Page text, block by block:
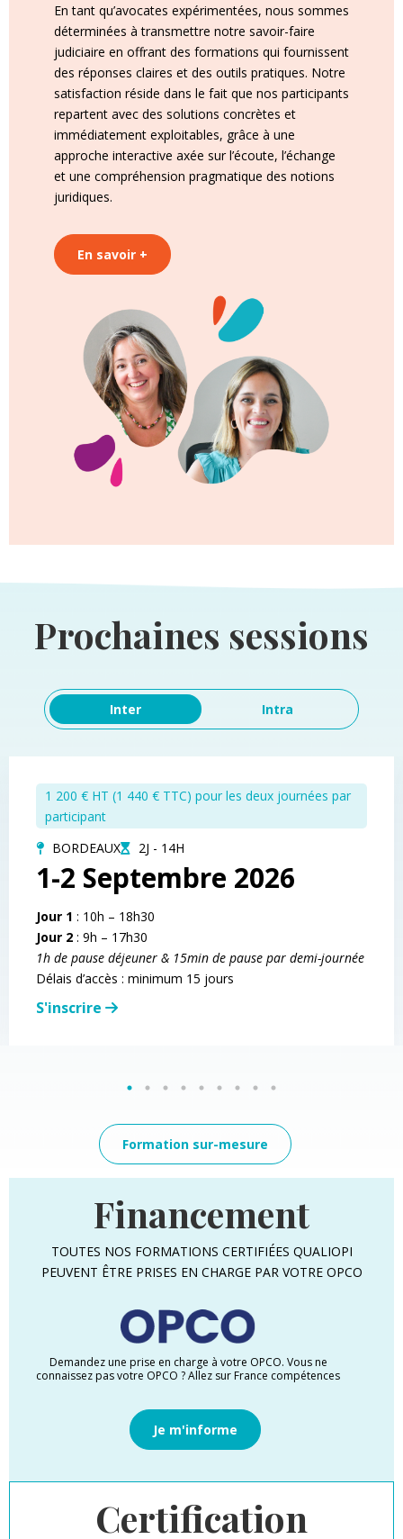
En tant qu’avocates expérimentées, nous sommes
déterminées à transmettre notre savoir-faire
judiciaire en offrant des formations qui fournissent
des réponses claires et des outils pratiques. Notre
satisfaction réside dans le fait que nos participants
repartent avec des solutions concrètes et
immédiatement exploitables, grâce à une
approche interactive axée sur l’écoute, l’échange
et une compréhension pragmatique des notions
juridiques.
En savoir +
Prochaines sessions
Inter Intra
1 200 € HT (1 440 € TTC) pour les deux journées par
participant
BORDEAUX
2J - 14H
1-2 Septembre 2026
Jour 1 : 10h – 18h30
Jour 2 : 9h – 17h30
1h de pause déjeuner & 15min de pause par demi-journée
Délais d’accès : minimum 15 jours
S'inscrire
Formation sur-mesure
Financement
TOUTES NOS FORMATIONS CERTIFIÉES QUALIOPI
PEUVENT ÊTRE PRISES EN CHARGE PAR VOTRE OPCO
Demandez une prise en charge à votre OPCO. Vous ne
connaissez pas votre OPCO ? Allez sur France compétences
Je m'informe
Certification